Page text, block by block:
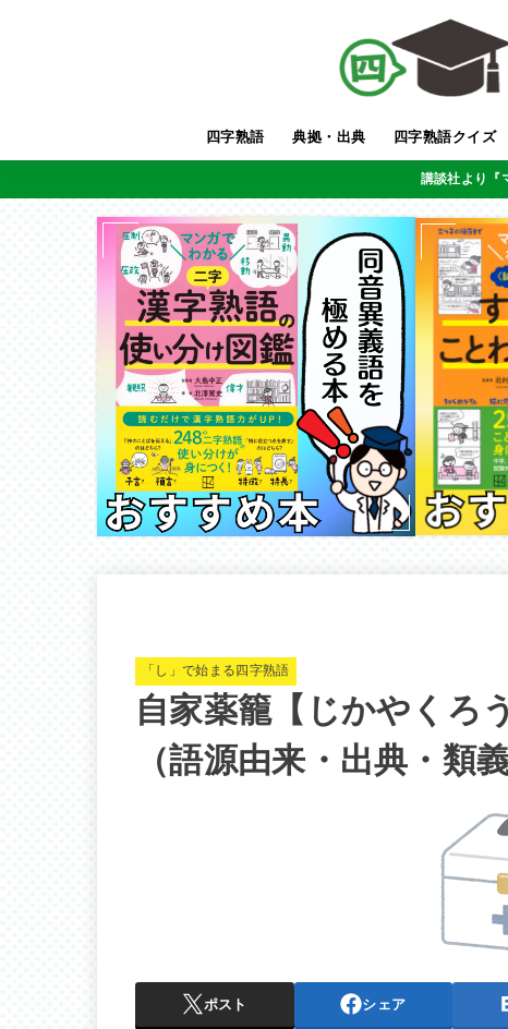
四字熟語 典拠・出典 四字熟語クイズ
講談社より『
「し」で始まる四字熟語
自家薬籠【じかやくろ
（語源由来・出典・類義
ポスト シェア